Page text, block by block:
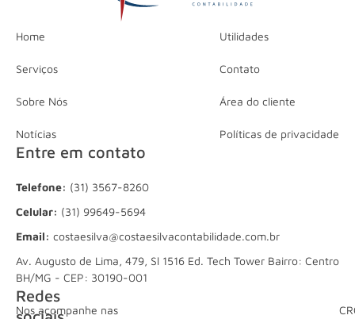
Home
Serviços
Sobre Nós
Notícias
Utilidades
Contato
Área do cliente
Políticas de privacidade
Entre em contato
Telefone: (31) 3567-8260
Celular: (31) 99649-5694
Email: costaesilva@costaesilvacontabilidade.com.br
Av. Augusto de Lima, 479, Sl 1516 Ed. Tech Tower Bairro: Centro
BH/MG - CEP: 30190-001
Redes
Nos acompanhe nas